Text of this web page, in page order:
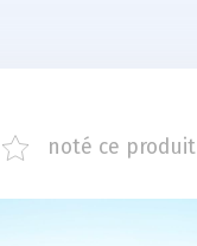
noté ce produit